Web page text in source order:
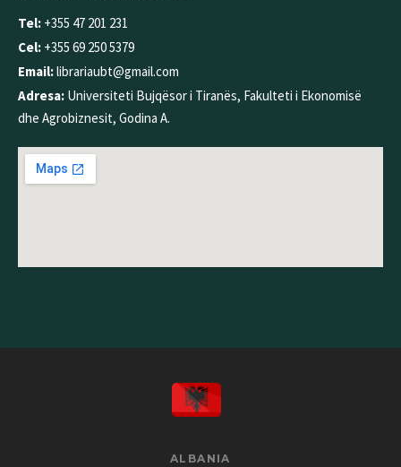
Tel: +355 47 201 231
Cel: +355 69 250 5379
Email:librariaubt@gmail.com
Adresa: Universiteti Bujqësor i Tiranës, Fakulteti i Ekonomisë
dhe Agrobiznesit, Godina A.
ALBANIA